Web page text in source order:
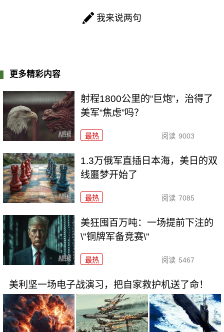
我来说两句
更多精彩内容
射程1800公里的“巨炮”，治得了
美军“焦虑”吗？
最热 阅读 9003
1.3万俄军直插日本海，美日的双
线噩梦开始了
最热 阅读 7085
美狂囤百万吨：一场提前下注的
\"铜牌军备竞赛\"
最热 阅读 5467
美利坚一场电子战演习，把自家救护机送了命！